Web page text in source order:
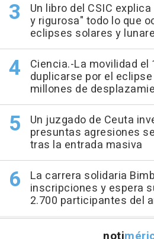
Un libro del CSIC
y rigurosa" todo lo que
eclipses solares y
Ciencia.-La movilidad el
duplicarse por el
millones de
Un juzgado de Ceuta
presuntas agresiones
tras la entrada masiva
La carrera solidaria
inscripciones y espera
2.700 participantes del